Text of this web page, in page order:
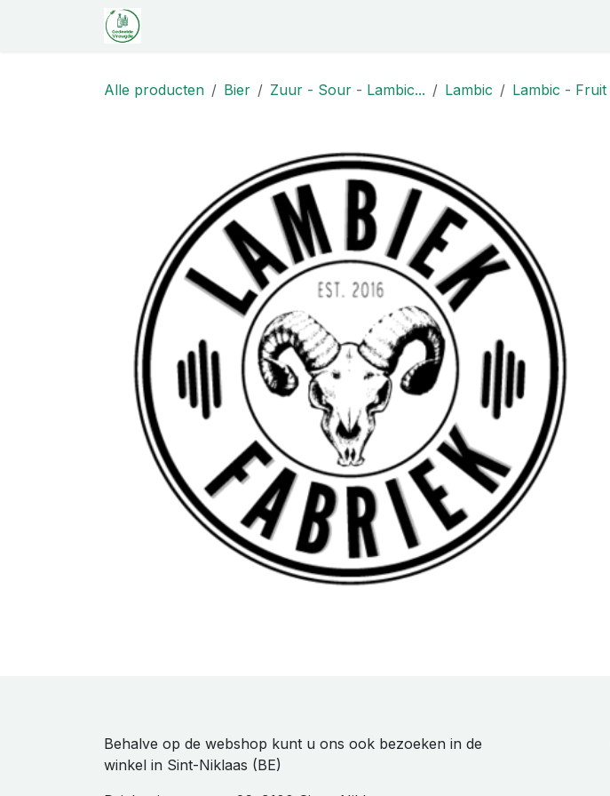
Overslaan naar inhoud
Alle producten Bier Zuur - Sour - Lambic... Lambic Lambic - Fruit
Behalve op de webshop kunt u ons ook bezoeken in de
winkel in Sint-Niklaas (BE)